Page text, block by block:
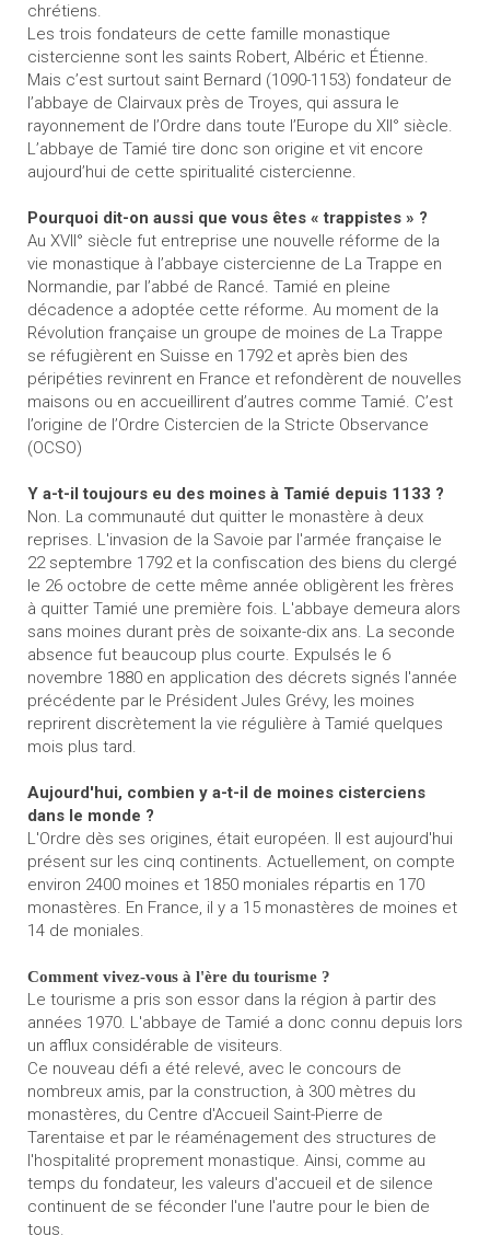
chrétiens.
Les trois fondateurs de cette famille monastique
cistercienne sont les saints Robert, Albéric et Étienne.
Mais c’est surtout saint Bernard (1090-1153) fondateur de
l’abbaye de Clairvaux près de Troyes, qui assura le
rayonnement de l’Ordre dans toute l’Europe du XII° siècle.
L’abbaye de Tamié tire donc son origine et vit encore
aujourd’hui de cette spiritualité cistercienne.
Pourquoi dit-on aussi que vous êtes « trappistes » ?
Au XVII° siècle fut entreprise une nouvelle réforme de la
vie monastique à l’abbaye cistercienne de La Trappe en
Normandie, par l’abbé de Rancé. Tamié en pleine
décadence a adoptée cette réforme. Au moment de la
Révolution française un groupe de moines de La Trappe
se réfugièrent en Suisse en 1792 et après bien des
péripéties revinrent en France et refondèrent de nouvelles
maisons ou en accueillirent d’autres comme Tamié. C’est
l’origine de l’Ordre Cistercien de la Stricte Observance
(OCSO)
Y a-t-il toujours eu des moines à Tamié depuis 1133 ?
Non. La communauté dut quitter le monastère à deux
reprises. L'invasion de la Savoie par l'armée française le
22 septembre 1792 et la confiscation des biens du clergé
le 26 octobre de cette même année obligèrent les frères
à quitter Tamié une première fois. L'abbaye demeura alors
sans moines durant près de soixante-dix ans. La seconde
absence fut beaucoup plus courte. Expulsés le 6
novembre 1880 en application des décrets signés l'année
précédente par le Président Jules Grévy, les moines
reprirent discrètement la vie régulière à Tamié quelques
mois plus tard.
Aujourd'hui, combien y a-t-il de moines cisterciens
dans le monde ?
L'Ordre dès ses origines, était européen. Il est aujourd'hui
présent sur les cinq continents. Actuellement, on compte
environ 2400 moines et 1850 moniales répartis en 170
monastères. En France, il y a 15 monastères de moines et
14 de moniales.
Comment vivez-vous à l'ère du tourisme ?
Le tourisme a pris son essor dans la région à partir des
années 1970. L'abbaye de Tamié a donc connu depuis lors
un afflux considérable de visiteurs.
Ce nouveau défi a été relevé, avec le concours de
nombreux amis, par la construction, à 300 mètres du
monastères, du Centre d'Accueil Saint-Pierre de
Tarentaise et par le réaménagement des structures de
l'hospitalité proprement monastique. Ainsi, comme au
temps du fondateur, les valeurs d'accueil et de silence
continuent de se féconder l'une l'autre pour le bien de
tous.